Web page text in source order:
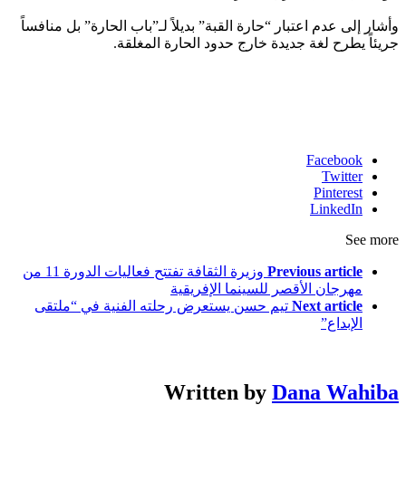
وأشار إلى عدم اعتبار “حارة القبة” بديلاً لـ”باب الحارة” بل منافساً
جريئاً يطرح لغة جديدة خارج حدود الحارة المغلقة.
Facebook
Twitter
Pinterest
LinkedIn
See more
Previous article
وزيرة الثقافة تفتتح فعاليات الدورة 11 من
مهرجان الأقصر للسينما الإفريقية
Next article تيم حسن يستعرض رحلته الفنية في “ملتقى
الإبداع”
Written by Dana Wahiba